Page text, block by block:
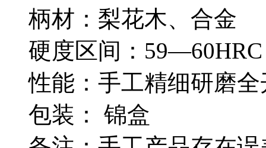
柄材：梨花木、合金
硬度区间：59—60HRC
性能：手工精细研磨
包装： 锦盒